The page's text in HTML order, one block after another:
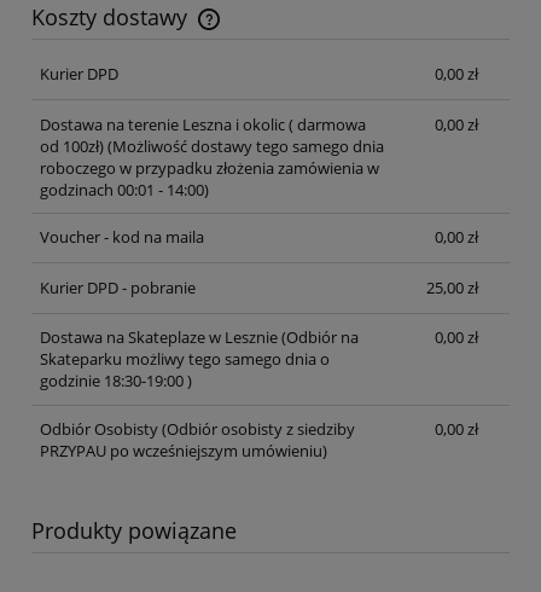
Koszty dostawy
Cena nie zawiera ewentualnych kosztów płatności
Kurier DPD
0,00 zł
Dostawa na terenie Leszna i okolic ( darmowa
od 100zł)(Możliwość dostawy tego samego dnia
roboczego w przypadku złożenia zamówienia w
godzinach 00:01 - 14:00)
0,00 zł
Voucher - kod na maila 0,00 zł
Kurier DPD - pobranie 25,00 zł
Dostawa na Skateplaze w Lesznie(Odbiór na
Skateparku możliwy tego samego dnia o
godzinie 18:30-19:00 )
0,00 zł
Odbiór Osobisty(Odbiór osobisty z siedziby
PRZYPAU po wcześniejszym umówieniu)
0,00 zł
Produkty powiązane